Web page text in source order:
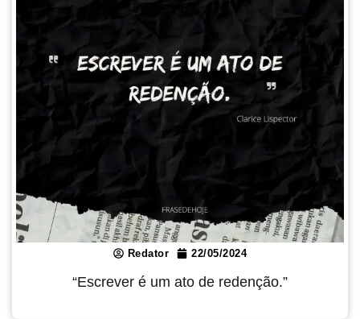
Redator 22/05/2024
“Escrever é um ato de redenção.”